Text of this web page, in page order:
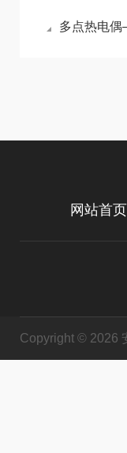
多点热电偶——大型
网站首页
Copyright © 2026